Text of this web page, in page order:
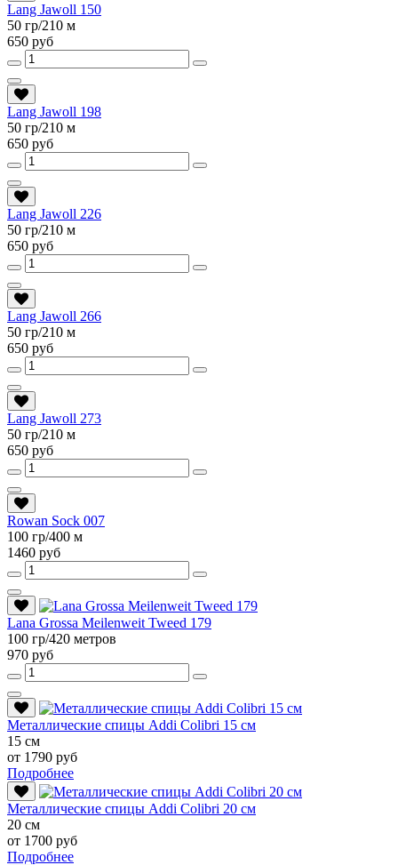
Lang Jawoll 150
50 гр/210 м
650 руб
Lang Jawoll 198
50 гр/210 м
650 руб
Lang Jawoll 226
50 гр/210 м
650 руб
Lang Jawoll 266
50 гр/210 м
650 руб
Lang Jawoll 273
50 гр/210 м
650 руб
Rowan Sock 007
100 гр/400 м
1460 руб
Lana Grossa Meilenweit Tweed 179
100 гр/420 метров
970 руб
Металлические спицы Addi Colibri 15 см
15 см
от 1790 руб
Подробнее
Металлические спицы Addi Colibri 20 см
20 см
от 1700 руб
Подробнее